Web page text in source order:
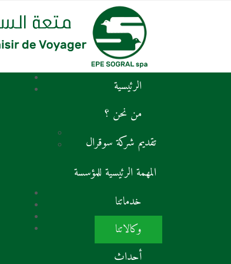
الرئيسية
من نحن ؟
تقديم شركة سوقرال
المهمة الرئيسية للمؤسسة
خدماتنا
وكالاتنا
أحداث